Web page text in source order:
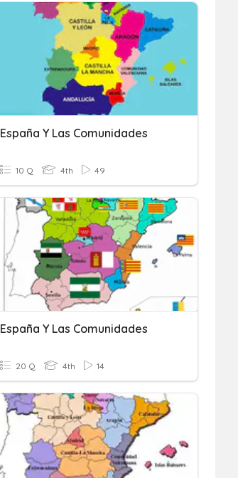
España Y Las Comunidades
10 Q 4th 49
España Y Las Comunidades
20 Q 4th 14